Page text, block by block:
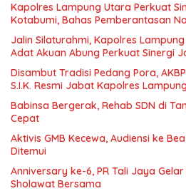
Kapolres Lampung Utara Perkuat
Kotabumi, Bahas Pemberantasan
Jalin Silaturahmi, Kapolres
Adat Akuan Abung Perkuat Sinergi
Disambut Tradisi Pedang Pora,
S.I.K. Resmi Jabat Kapolres
Babinsa Bergerak, Rehab SDN di
Cepat
Aktivis GMB Kecewa, Audiensi ke
Ditemui
Anniversary ke-6, PR Tali Jaya
Sholawat Bersama